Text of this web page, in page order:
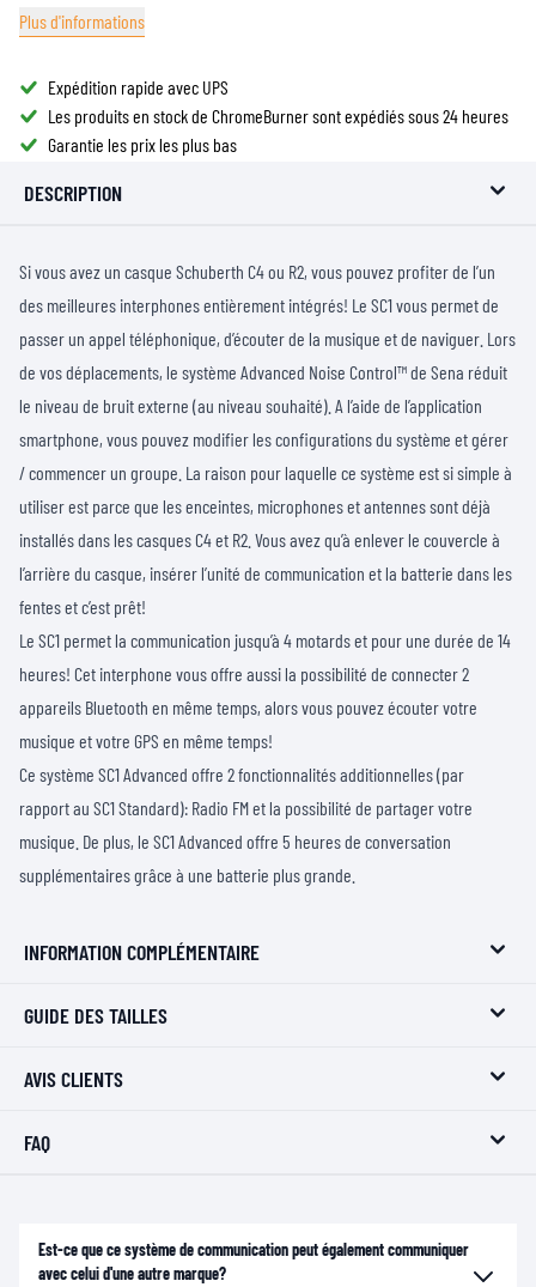
Plus d'informations
Expédition rapide avec UPS
Les produits en stock de ChromeBurner sont expédiés sous 24 heures
Garantie les prix les plus bas
DESCRIPTION
Si vous avez un casque Schuberth C4 ou R2, vous pouvez profiter de l’un
des meilleures interphones entièrement intégrés! Le SC1 vous permet de
passer un appel téléphonique, d’écouter de la musique et de naviguer. Lors
de vos déplacements, le système Advanced Noise Control™ de Sena réduit
le niveau de bruit externe (au niveau souhaité). A l’aide de l’application
smartphone, vous pouvez modifier les configurations du système et gérer
/ commencer un groupe. La raison pour laquelle ce système est si simple à
utiliser est parce que les enceintes, microphones et antennes sont déjà
installés dans les casques C4 et R2. Vous avez qu’à enlever le couvercle à
l’arrière du casque, insérer l’unité de communication et la batterie dans les
fentes et c’est prêt!
Le SC1 permet la communication jusqu’à 4 motards et pour une durée de 14
heures! Cet interphone vous offre aussi la possibilité de connecter 2
appareils Bluetooth en même temps, alors vous pouvez écouter votre
musique et votre GPS en même temps!
Ce système SC1 Advanced offre 2 fonctionnalités additionnelles (par
rapport au SC1 Standard): Radio FM et la possibilité de partager votre
musique. De plus, le SC1 Advanced offre 5 heures de conversation
supplémentaires grâce à une batterie plus grande.
INFORMATION COMPLÉMENTAIRE
GUIDE DES TAILLES
AVIS CLIENTS
FAQ
Est-ce que ce système de communication peut également communiquer
avec celui d'une autre marque?